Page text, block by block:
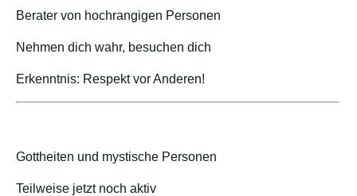
Berater von hochrangigen Personen
Nehmen dich wahr, besuchen dich
Erkenntnis: Respekt vor Anderen!
Gottheiten und mystische Personen
Teilweise jetzt noch aktiv